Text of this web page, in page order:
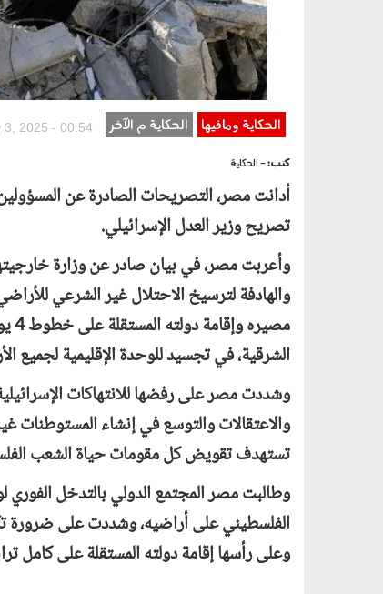
الحكاية ومافيها الحكاية م الآخر 3, 2025 - 00:54
كتب:- الحكاية
أدانت مصر، التصريحات الصادرة عن المسؤولين
تصريح وزير العدل الإسرائيلي.
وأعربت مصر، في بيان صادر عن وزارة
والهادفة لترسيخ الاحتلال غير الشرعي
الشرقية، في تجسيد للوحدة الإقليمية لجميع
وشددت مصر على رفضها للانتهاكات
والاعتقالات والتوسع في إنشاء المستوطنات
تستهدف تقويض كل مقومات حياة الشعب
وطالبت مصر المجتمع الدولي بالتدخل الفوري
الفلسطيني على أراضيه، وشددت على ضرورة
وعلى رأسها إقامة دولته المستقلة على كامل